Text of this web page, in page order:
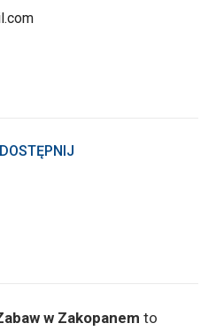
w Zakopanem to